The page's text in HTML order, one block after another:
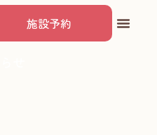
施設予約